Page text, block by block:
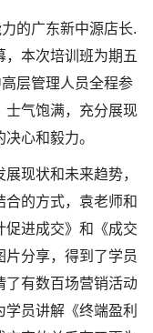
的广东新中源店长.
本次培训班为期五
层管理人员全程参
士气饱满，充分展现
心和毅力。
现状和未来趋势，
合的方式，袁老师和
促进成交》和《成交
片分享，得到了学员
了有数百场营销活动
员讲解《终端盈利